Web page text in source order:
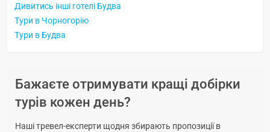
Дивитись інші готелі Будва
Тури в Чорногорію
Тури в Будва
Бажаєте отримувати кращі добірки
турів кожен день?
Наші тревел-експерти щодня збирають пропозиції в